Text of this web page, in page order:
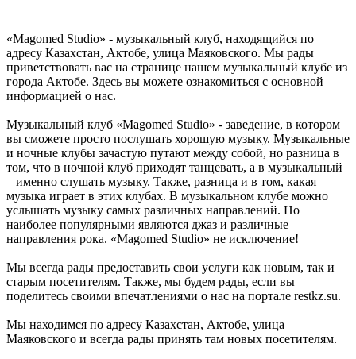
«Magomed Studio» - музыкальный клуб, находящийся по
адресу Казахстан, Актобе, улица Маяковского. Мы рады
приветствовать вас на странице нашем музыкальный клубе из
города Актобе. Здесь вы можете ознакомиться с основной
информацией о нас.
Музыкальный клуб «Magomed Studio» - заведение, в котором
вы сможете просто послушать хорошую музыку. Музыкальные
и ночные клубы зачастую путают между собой, но разница в
том, что в ночной клуб приходят танцевать, а в музыкальный
– именно слушать музыку. Также, разница и в том, какая
музыка играет в этих клубах. В музыкальном клубе можно
услышать музыку самых различных направлений. Но
наиболее популярными являются джаз и различные
направления рока. «Magomed Studio» не исключение!
Мы всегда рады предоставить свои услуги как новым, так и
старым посетителям. Также, мы будем рады, если вы
поделитесь своими впечатлениями о нас на портале restkz.su.
Мы находимся по адресу Казахстан, Актобе, улица
Маяковского и всегда рады принять там новых посетителям.